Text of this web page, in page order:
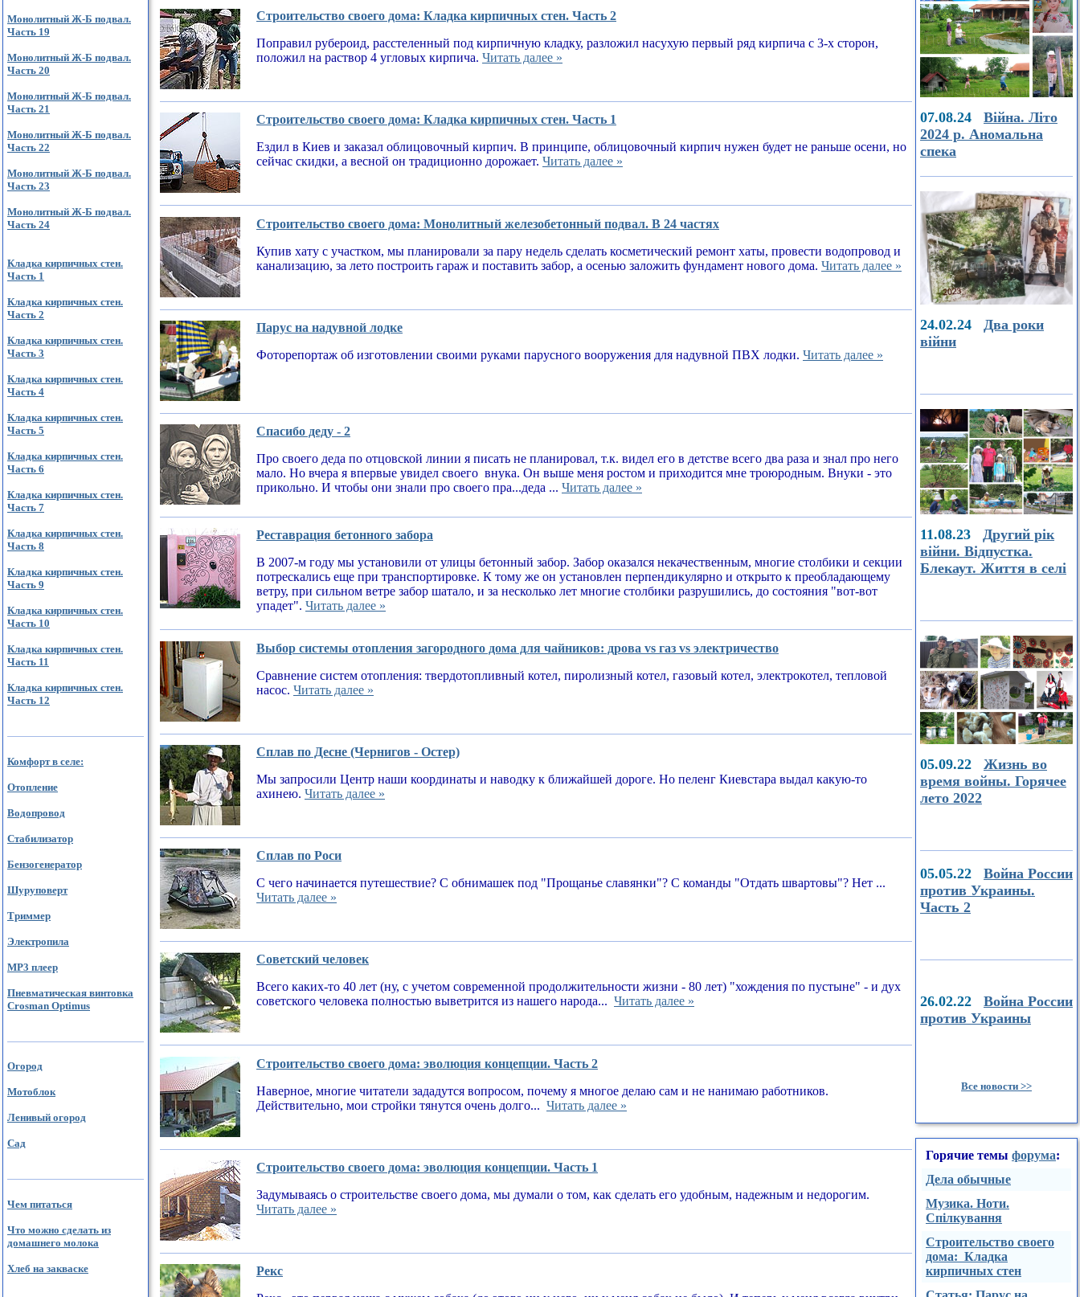
Монолитный Ж-Б подвал.
Часть 19
Монолитный Ж-Б подвал.
Часть 20
Монолитный Ж-Б подвал.
Часть 21
Монолитный Ж-Б подвал.
Часть 22
Монолитный Ж-Б подвал.
Часть 23
Монолитный Ж-Б подвал.
Часть 24
Кладка кирпичных стен.
Часть 1
Кладка кирпичных стен.
Часть 2
Кладка кирпичных стен.
Часть 3
Кладка кирпичных стен.
Часть 4
Кладка кирпичных стен.
Часть 5
Кладка кирпичных стен.
Часть 6
Кладка кирпичных стен.
Часть 7
Кладка кирпичных стен.
Часть 8
Кладка кирпичных стен.
Часть 9
Кладка кирпичных стен.
Часть 10
Кладка кирпичных стен.
Часть 11
Кладка кирпичных стен.
Часть 12
Комфорт в селе:
Отопление
Водопровод
Стабилизатор
Бензогенератор
Шуруповерт
Триммер
Электропила
MP3 плеер
Пневматическая винтовка
Crosman Optimus
Огород
Мотоблок
Ленивый огород
Сад
Чем питаться
Что можно сделать из
домашнего молока
Хлеб на закваске
Строительство своего дома: Кладка кирпичных стен. Часть 2
Поправил рубероид, расстеленный под кирпичную кладку, разложил насухую первый ряд кирпича с 3-х сторон,
положил на раствор 4 угловых кирпича. Читать далее »
Строительство своего дома: Кладка кирпичных стен. Часть 1
Ездил в Киев и заказал облицовочный кирпич. В принципе, облицовочный кирпич нужен будет не раньше осени, но
сейчас скидки, а весной он традиционно дорожает. Читать далее »
Строительство своего дома: Монолитный железобетонный подвал. В 24 частях
Купив хату с участком, мы планировали за пару недель сделать косметический ремонт хаты, провести водопровод и
канализацию, за лето построить гараж и поставить забор, а осенью заложить фундамент нового дома. Читать далее »
Парус на надувной лодке
Фоторепортаж об изготовлении своими руками парусного вооружения для надувной ПВХ лодки. Читать далее »
Спасибо деду - 2
Про своего деда по отцовской линии я писать не планировал, т.к. видел его в детстве всего два раза и знал про него
мало. Но вчера я впервые увидел своего внука. Он выше меня ростом и приходится мне троюродным. Внуки - это
прикольно. И чтобы они знали про своего пра...деда ... Читать далее »
Реставрация бетонного забора
В 2007-м году мы установили от улицы бетонный забор. Забор оказался некачественным, многие столбики и секции
потрескались еще при транспортировке. К тому же он установлен перпендикулярно и открыто к преобладающему
ветру, при сильном ветре забор шатало, и за несколько лет многие столбики разрушились, до состояния "вот-вот
упадет". Читать далее »
Выбор системы отопления загородного дома для чайников: дрова vs газ vs электричество
Сравнение систем отопления: твердотопливный котел, пиролизный котел, газовый котел, электрокотел, тепловой
насос. Читать далее »
Сплав по Десне (Чернигов - Остер)
Мы запросили Центр наши координаты и наводку к ближайшей дороге. Но пеленг Киевстара выдал какую-то
ахинею. Читать далее »
Сплав по Роси
С чего начинается путешествие? С обнимашек под "Прощанье славянки"? С команды "Отдать швартовы"? Нет ...
Читать далее »
Советский человек
Всего каких-то 40 лет (ну, с учетом современной продолжительности жизни - 80 лет) "хождения по пустыне" - и дух
советского человека полностью выветрится из нашего народа... Читать далее »
Строительство своего дома: эволюция концепции. Часть 2
Наверное, многие читатели зададутся вопросом, почему я многое делаю сам и не нанимаю работников.
Действительно, мои стройки тянутся очень долго... Читать далее »
Строительство своего дома: эволюция концепции. Часть 1
Задумываясь о строительстве своего дома, мы думали о том, как сделать его удобным, надежным и недорогим.
Читать далее »
Рекс
07.08.24 Війна. Літо
2024 р. Аномальна
спека
24.02.24 Два роки
війни
11.08.23 Другий рік
війни. Відпустка.
Блекаут. Життя в селі
05.09.22 Жизнь во
время войны. Горячее
лето 2022
05.05.22 Война России
против Украины.
Часть 2
26.02.22 Война России
против Украины
Все новости >>
Горячие темы форума:
Дела обычные
Музика. Ноти.
Спілкування
Строительство своего
дома: Кладка
кирпичных стен